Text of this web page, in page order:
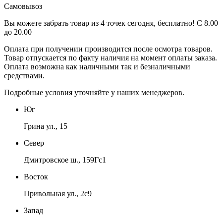
Самовывоз
Вы можете забрать товар из 4 точек сегодня, бесплатно! С 8.00
до 20.00
Оплата при получении производится после осмотра товаров.
Товар отпускается по факту наличия на момент оплаты заказа.
Оплата возможна как наличными так и безналичными
средствами.
Подробные условия уточняйте у наших менеджеров.
Юг
Грина ул., 15
Север
Дмитровское ш., 159Гс1
Восток
Привольная ул., 2с9
Запад